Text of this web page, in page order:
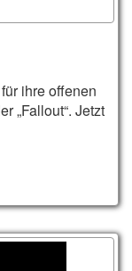
ihre offenen
„Fallout“. Jetzt